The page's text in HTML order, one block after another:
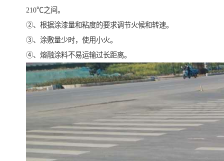
210℃之间。
②、根据涂漆量和粘度的要求调节火候和转速。
③、涂敷量少时，使用小火。
④、熔融涂料不易运输过长距离。